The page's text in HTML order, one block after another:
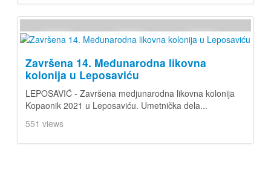
Završena 14. Međunarodna likovna
kolonija u Leposaviću
LEPOSAVIĆ - Završena medjunarodna likovna kolonija
Kopaonik 2021 u Leposaviću. Umetnička dela...
551 views